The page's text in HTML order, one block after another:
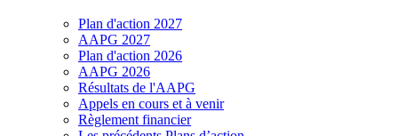
Plan d'action 2027
AAPG 2027
Plan d'action 2026
AAPG 2026
Résultats de l'AAPG
Appels en cours et à venir
Règlement financier